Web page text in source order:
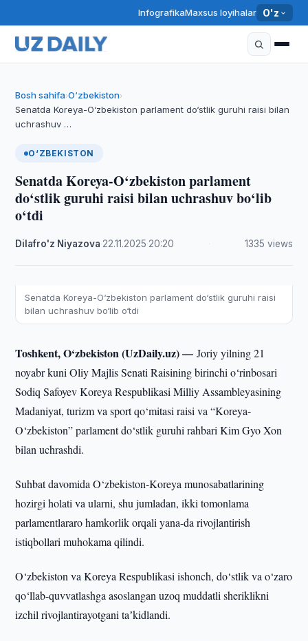
InfografikaMaxsus loyihalar O'z
Bosh sahifa›O‘zbekiston›
Senatda Koreya-O‘zbekiston parlament do‘stlik guruhi raisi bilan
uchrashuv …
O‘ZBEKISTON
Senatda Koreya-O‘zbekiston parlament
do‘stlik guruhi raisi bilan uchrashuv bo‘lib
o‘tdi
Dilafro'z Niyazova 22.11.2025 20:20 1335 views
Senatda Koreya-O‘zbekiston parlament do‘stlik guruhi raisi
bilan uchrashuv bo‘lib o‘tdi
Toshkent, O‘zbekiston (UzDaily.uz) —Joriy yilning 21
noyabr kuni Oliy Majlis Senati Raisining birinchi o‘rinbosari
Sodiq Safoyev Koreya Respublikasi Milliy Assambleyasining
Madaniyat, turizm va sport qo‘mitasi raisi va “Koreya-
O‘zbekiston” parlament do‘stlik guruhi rahbari Kim Gyo Xon
bilan uchrashdi.
Suhbat davomida O‘zbekiston-Koreya munosabatlarining
hozirgi holati va ularni, shu jumladan, ikki tomonlama
parlamentlararo hamkorlik orqali yana-da rivojlantirish
istiqbollari muhokama qilindi.
O‘zbekiston va Koreya Respublikasi ishonch, do‘stlik va o‘zaro
qo‘llab-quvvatlashga asoslangan uzoq muddatli sheriklikni
izchil rivojlantirayotgani taʼkidlandi.